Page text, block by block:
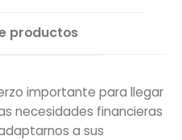
productos
importante para llegar
necesidades financieras
a sus